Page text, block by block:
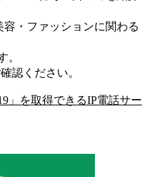
容・ファッションに関わる
。
認ください。
」を取得できるIP電話サー